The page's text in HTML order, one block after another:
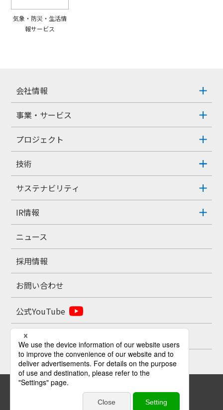
気象・防災・生活情
報サービス
会社情報
事業・サービス
プロジェクト
技術
サステナビリティ
IR情報
ニュース
採用情報
お問い合わせ
公式YouTube
公式X
お問い合わせ